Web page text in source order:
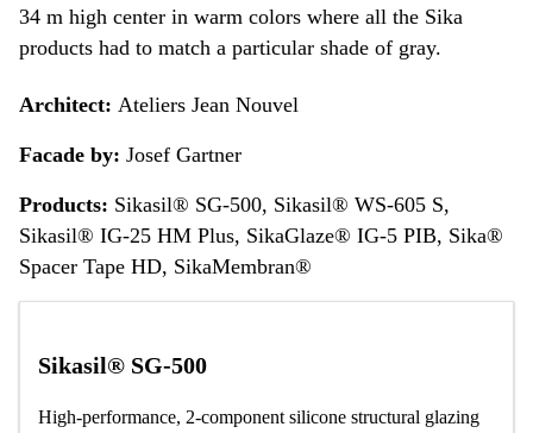
34 m high center in warm colors where all the Sika
products had to match a particular shade of gray.
Architect: Ateliers Jean Nouvel
Facade by: Josef Gartner
Products: Sikasil® SG-500, Sikasil® WS-605 S,
Sikasil® IG-25 HM Plus, SikaGlaze® IG-5 PIB, Sika®
Spacer Tape HD, SikaMembran®
Sikasil® SG-500
High-performance, 2-component silicone structural glazing